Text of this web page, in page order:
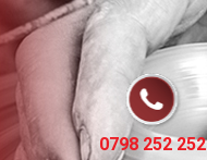
0798 252 252